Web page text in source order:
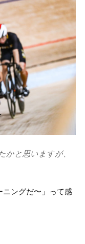
かと思いますが、
ニングだ〜」って感